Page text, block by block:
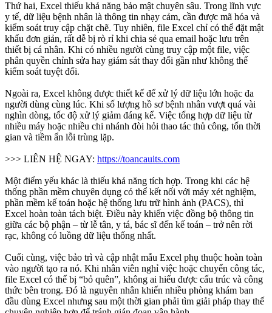
Thứ hai, Excel thiếu khả năng bảo mật chuyên sâu. Trong lĩnh vực
y tế, dữ liệu bệnh nhân là thông tin nhạy cảm, cần được mã hóa và
kiểm soát truy cập chặt chẽ. Tuy nhiên, file Excel chỉ có thể đặt mật
khẩu đơn giản, rất dễ bị rò rỉ khi chia sẻ qua email hoặc lưu trên
thiết bị cá nhân. Khi có nhiều người cùng truy cập một file, việc
phân quyền chỉnh sửa hay giám sát thay đổi gần như không thể
kiểm soát tuyệt đối.
Ngoài ra, Excel không được thiết kế để xử lý dữ liệu lớn hoặc đa
người dùng cùng lúc. Khi số lượng hồ sơ bệnh nhân vượt quá vài
nghìn dòng, tốc độ xử lý giảm đáng kể. Việc tổng hợp dữ liệu từ
nhiều máy hoặc nhiều chi nhánh đòi hỏi thao tác thủ công, tốn thời
gian và tiềm ẩn lỗi trùng lặp.
>>> LIÊN HỆ NGAY: https://toancauits.com
Một điểm yếu khác là thiếu khả năng tích hợp. Trong khi các hệ
thống phần mềm chuyên dụng có thể kết nối với máy xét nghiệm,
phần mềm kế toán hoặc hệ thống lưu trữ hình ảnh (PACS), thì
Excel hoàn toàn tách biệt. Điều này khiến việc đồng bộ thông tin
giữa các bộ phận – từ lễ tân, y tá, bác sĩ đến kế toán – trở nên rời
rạc, không có luồng dữ liệu thống nhất.
Cuối cùng, việc bảo trì và cập nhật mẫu Excel phụ thuộc hoàn toàn
vào người tạo ra nó. Khi nhân viên nghỉ việc hoặc chuyển công tác,
file Excel có thể bị “bỏ quên”, không ai hiểu được cấu trúc và công
thức bên trong. Đó là nguyên nhân khiến nhiều phòng khám ban
đầu dùng Excel nhưng sau một thời gian phải tìm giải pháp thay thế